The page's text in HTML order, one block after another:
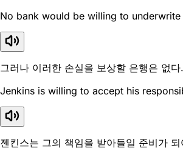
No bank would be willing to underwrite
그러나 이러한 손실을 보상할 은행은 없다.
Jenkins is willing to accept his
젠킨스는 그의 책임을 받아들일 준비가 되